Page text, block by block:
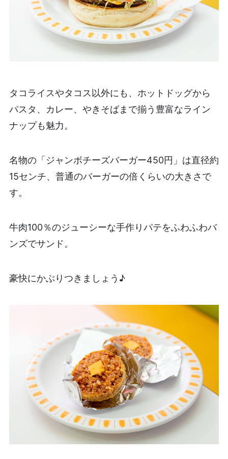
タコライスやタコス以外にも、ホットドッグから
パスタ、カレー、やきそばまで揃う豊富なライン
ナップも魅力。
名物の「ジャンボチーズバーガー450円」は直径約
15センチ、普通のバーガーの倍くらいの大きさで
す。
牛肉100％のジューシーな手作りパテをふわふわバ
ンズでサンド。
豪快にかぶりつきましょう♪